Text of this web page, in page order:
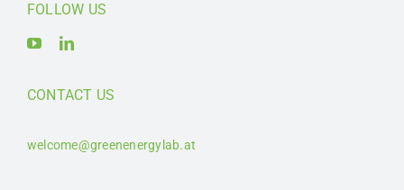
FOLLOW US
CONTACT US
welcome@greenenergylab.at